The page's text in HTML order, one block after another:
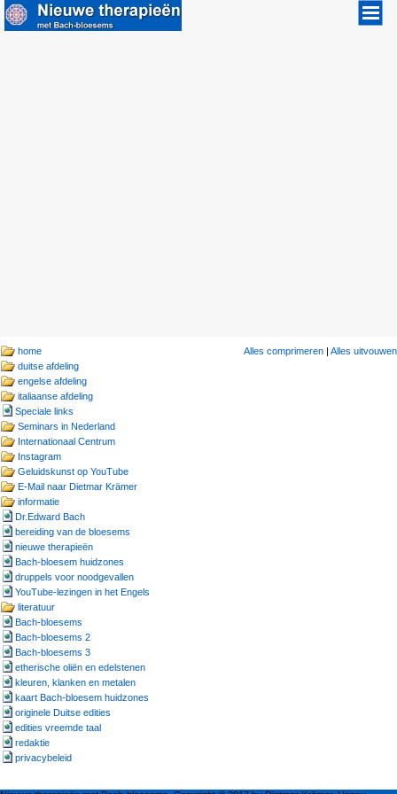
Alles comprimeren | Alles uitvouwen
home
duitse afdeling
engelse afdeling
italiaanse afdeling
Speciale links
Seminars in Nederland
Internationaal Centrum
Instagram
Geluidskunst op YouTube
E-Mail naar Dietmar Krämer
informatie
Dr.Edward Bach
bereiding van de bloesems
nieuwe therapieën
Bach-bloesem huidzones
druppels voor noodgevallen
YouTube-lezingen in het Engels
literatuur
Bach-bloesems
Bach-bloesems 2
Bach-bloesems 3
etherische oliën en edelstenen
kleuren, klanken en metalen
kaart Bach-bloesem huidzones
originele Duitse edities
edities vreemde taal
redaktie
privacybeleid